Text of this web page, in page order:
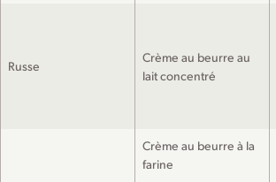
Russe
Crème au beurre au
lait concentré
Crème au beurre à la
farine